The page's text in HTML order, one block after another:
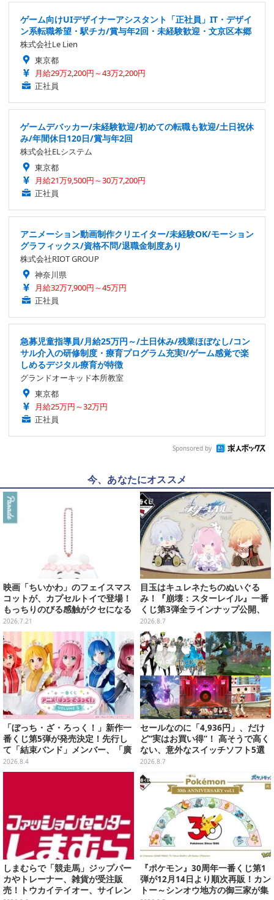
ゲーム向けUIデザイナーアシスタント「正社員」IT・デザイ
ン系転職希望・駅チカ/賞与年2回・未経験歓迎・文京区本郷
株式会社Le Lien
東京都
月給29万2,200円～43万2,200円
正社員
ゲームデバッカー/未経験歓迎/初めての転職も歓迎/土日祝休
み/年間休日120日/賞与年2回
株式会社ELシステム
東京都
月給21万9,500円～30万7,200円
正社員
アニメーション動画制作クリエイター/未経験OK/モーション
グラフィックス/資格不問/退職金制度あり
株式会社RIOT GROUP
神奈川県
月給32万7,900円～45万円
正社員
急募児童指導員/月給25万円～/土日休み/残業ほぼなし/コン
サル介入の研修制度・療育プログラム充実!/ゲーム感覚で楽
しめるデジタル療育が特徴
グランドオーキッド本所教室
東京都
月給25万円～32万円
正社員
Sponsored by
今、あなたにオススメ
映画「ちいかわ」のフェイスマス
コットが、カプセルトイで登場！
もっちりのびる感触がクセになる
ハチワレ、セイレーンなど全5種
2026.7.21
目玉はキュレネたちのぬいぐる
み！『崩壊：スターレイル』一番
くじ第3弾全ラインナップ公開、
美麗ビジュアルのアクリルボード
など用意
2026.8.7
「ぼっち・ざ・ろっく！」新作一
番くじ第5弾が発売決定！先行し
て「結束バンド」メンバー、「廣
井きくり」のメイド衣装フィギュ
アを公開
2026.8.4
セールなのに「4,936円」、だけ
ど“実はお買い得”！ 高そうで高く
ない、意外なスイッチソフト5選
2026.8.7
しまむらで「競走馬」ジップパー
カやトレーナー、雑貨が受注販
売！トウカイテイオー、サイレン
『ポケモン』30周年一番くじ第1
弾が12月14日より順次再販！カン
トー～シンオウ地方の御三家が集